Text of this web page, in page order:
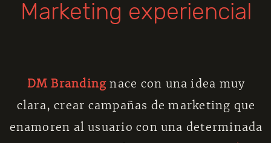
Marketing experiencial
DM Branding nace con una idea muy
clara, crear campañas de marketing que
enamoren al usuario con una determinada